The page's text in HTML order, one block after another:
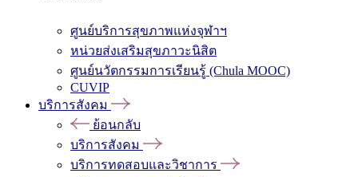
ศูนย์บริการสุขภาพแห่งจุฬาฯ
หน่วยส่งเสริมสุขภาวะนิสิต
ศูนย์นวัตกรรมการเรียนรู้ (Chula MOOC)
CUVIP
บริการสังคม
ย้อนกลับ
บริการสังคม
บริการทดสอบและวิชาการ